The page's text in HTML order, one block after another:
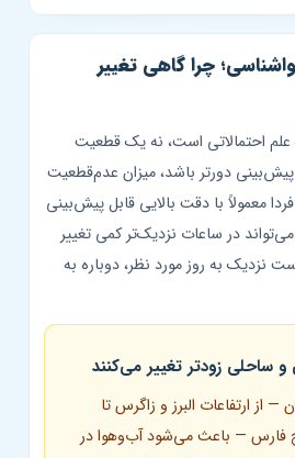
چرا گاهی تغییر
است، نه یک قطعیت
دورتر باشد، میزان عدم‌قطعیت
با دقت بالایی قابل پیش‌بینی
در ساعات نزدیک‌تر کمی تغییر
به روز مورد نظر، دوباره به
زودتر تغییر می‌کنند
ارتفاعات البرز و زاگرس تا
— باعث می‌شود آب‌وهوا در